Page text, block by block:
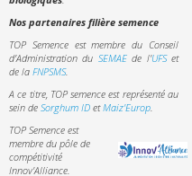
Nos partenaires filière semence
TOP Semence est membre du Conseil
d’Administration du SEMAEde l'UFSet
de la FNPSMS.
A ce titre, TOP semence est représenté au
sein de Sorghum ID etMaiz'Europ.
TOP Semence est
membre du pôle de
compétitivité
Innov'Alliance.